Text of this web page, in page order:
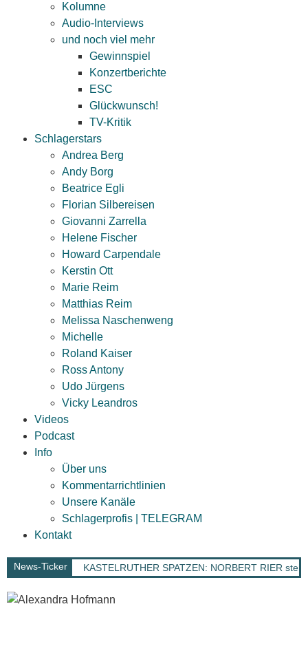
Kolumne
Audio-Interviews
und noch viel mehr
Gewinnspiel
Konzertberichte
ESC
Glückwunsch!
TV-Kritik
Schlagerstars
Andrea Berg
Andy Borg
Beatrice Egli
Florian Silbereisen
Giovanni Zarrella
Helene Fischer
Howard Carpendale
Kerstin Ott
Marie Reim
Matthias Reim
Melissa Naschenweng
Michelle
Roland Kaiser
Ross Antony
Udo Jürgens
Vicky Leandros
Videos
Podcast
Info
Über uns
Kommentarrichtlinien
Unsere Kanäle
Schlagerprofis | TELEGRAM
Kontakt
News-Ticker KASTELRUTHER SPATZEN: NORBERT RIER